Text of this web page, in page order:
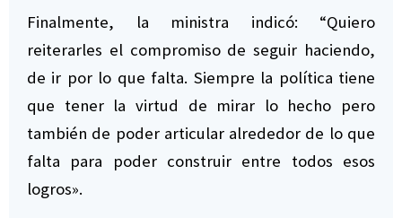
Finalmente, la ministra indicó: “Quiero
reiterarles el compromiso de seguir haciendo,
de ir por lo que falta. Siempre la política tiene
que tener la virtud de mirar lo hecho pero
también de poder articular alrededor de lo que
falta para poder construir entre todos esos
logros».